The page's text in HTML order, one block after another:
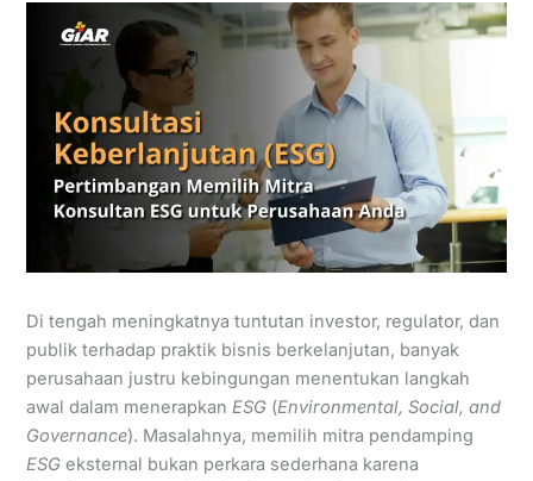
Di tengah meningkatnya tuntutan investor, regulator, dan
publik terhadap praktik bisnis berkelanjutan, banyak
perusahaan justru kebingungan menentukan langkah
awal dalam menerapkanESG (Environmental, Social, and
Governance). Masalahnya, memilih mitra pendamping
ESG eksternal bukan perkara sederhana karena